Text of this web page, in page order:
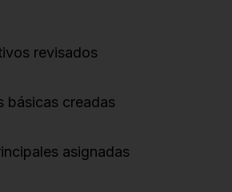
revisados
básicas creadas
asignadas